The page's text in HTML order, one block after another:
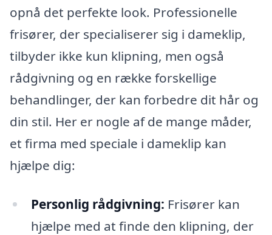
opnå det perfekte look. Professionelle
frisører, der specialiserer sig i dameklip,
tilbyder ikke kun klipning, men også
rådgivning og en række forskellige
behandlinger, der kan forbedre dit hår og
din stil. Her er nogle af de mange måder,
et firma med speciale i dameklip kan
hjælpe dig:
Personlig rådgivning: Frisører kan
hjælpe med at finde den klipning, der